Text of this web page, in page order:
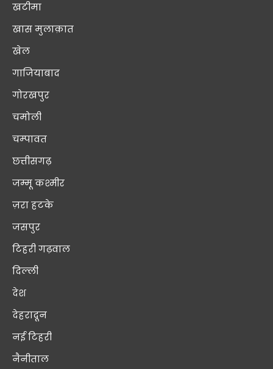
खटीमा
खास मुलाक़ात
खेल
गाजियाबाद
गोरखपुर
चमोली
चम्पावत
छत्तीसगढ़
जम्मू कश्मीर
ज़रा हटके
जसपुर
टिहरी गढ़वाल
दिल्ली
देश
देहरादून
नई टिहरी
नैनीताल